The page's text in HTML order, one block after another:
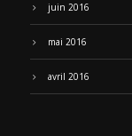
juin 2016
mai 2016
avril 2016